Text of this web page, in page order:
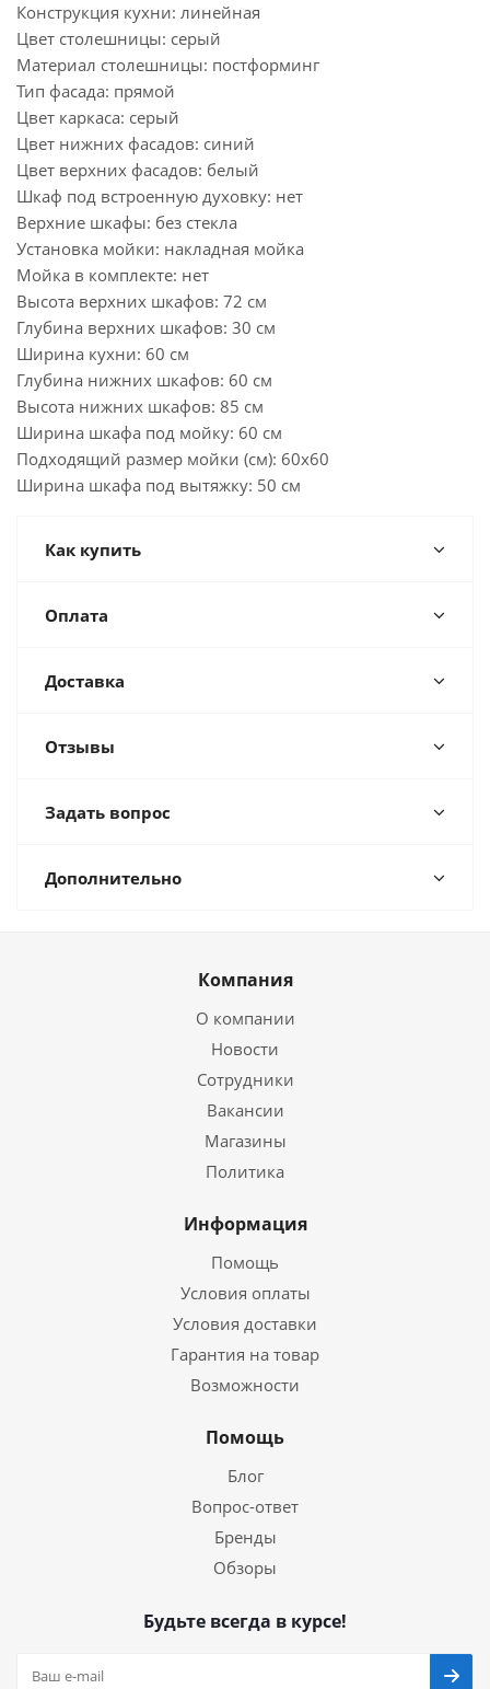
Конструкция кухни: линейная
Цвет столешницы: серый
Материал столешницы: постформинг
Тип фасада: прямой
Цвет каркаса: серый
Цвет нижних фасадов: синий
Цвет верхних фасадов: белый
Шкаф под встроенную духовку: нет
Верхние шкафы: без стекла
Установка мойки: накладная мойка
Мойка в комплекте: нет
Высота верхних шкафов: 72 см
Глубина верхних шкафов: 30 см
Ширина кухни: 60 см
Глубина нижних шкафов: 60 см
Высота нижних шкафов: 85 см
Ширина шкафа под мойку: 60 см
Подходящий размер мойки (см): 60x60
Ширина шкафа под вытяжку: 50 см
Как купить
Оплата
Доставка
Отзывы
Задать вопрос
Дополнительно
Компания
О компании
Новости
Сотрудники
Вакансии
Магазины
Политика
Информация
Помощь
Условия оплаты
Условия доставки
Гарантия на товар
Возможности
Помощь
Блог
Вопрос-ответ
Бренды
Обзоры
Будьте всегда в курсе!